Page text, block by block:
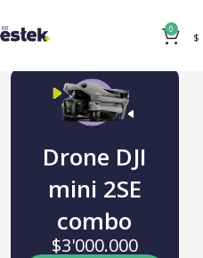
0
$
Drone DJI
mini 2SE
combo
$3'000.000